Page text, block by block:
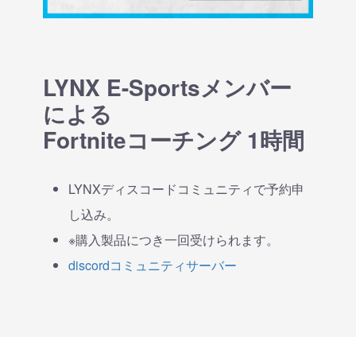
LYNX E-Sportsメンバー
による
Fortniteコーチング 1時間
LYNXディスコードコミュニティで予約申
し込み。
※購入製品につき一回受けられます。
discordコミュニティサーバー